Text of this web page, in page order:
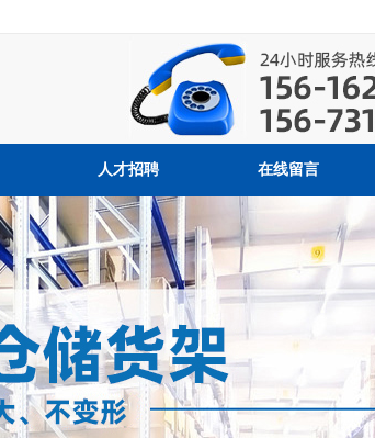
人才招聘 在线留言